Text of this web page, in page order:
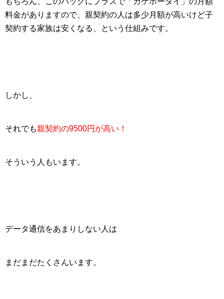
料金がありますので、親契約の人は多少月額が高いけど子
契約する家族は安くなる、という仕組みです。
しかし、
それでも親契約の9500円が高い！
そういう人もいます。
データ通信をあまりしない人は
まだまだたくさんいます。